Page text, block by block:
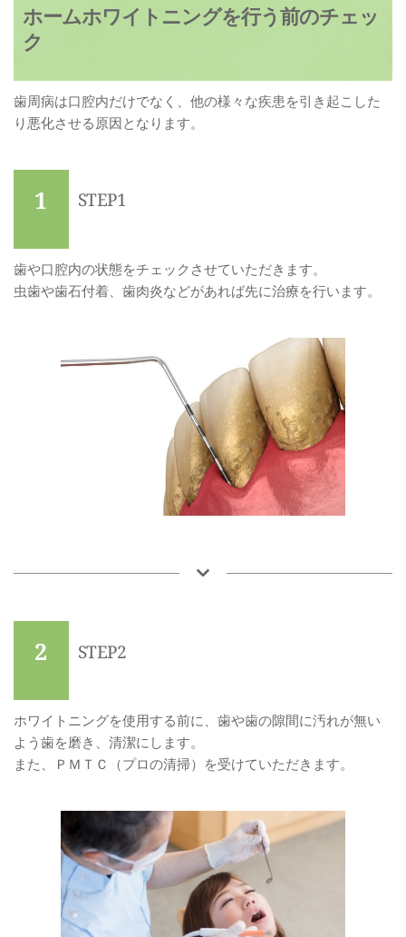
ホームホワイトニングを行う前のチェッ
ク
歯周病は口腔内だけでなく、他の様々な疾患を引き起こした
り悪化させる原因となります。
1 STEP1
歯や口腔内の状態をチェックさせていただきます。
虫歯や歯石付着、歯肉炎などがあれば先に治療を行います。
2 STEP2
ホワイトニングを使用する前に、歯や歯の隙間に汚れが無い
よう歯を磨き、清潔にします。
また、ＰＭＴＣ（プロの清掃）を受けていただきます。